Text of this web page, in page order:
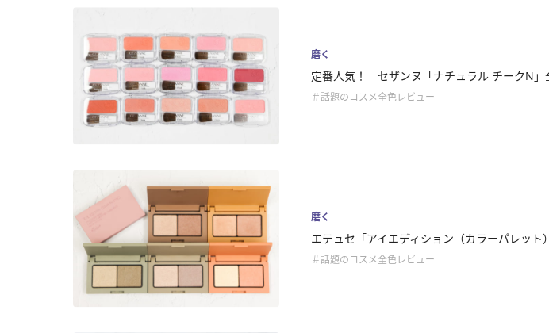
磨く
定番人気！ セザンヌ「ナチュラル チークN」
＃話題のコスメ全色レビュー
磨く
エテュセ「アイエディション（カラーパレット
＃話題のコスメ全色レビュー